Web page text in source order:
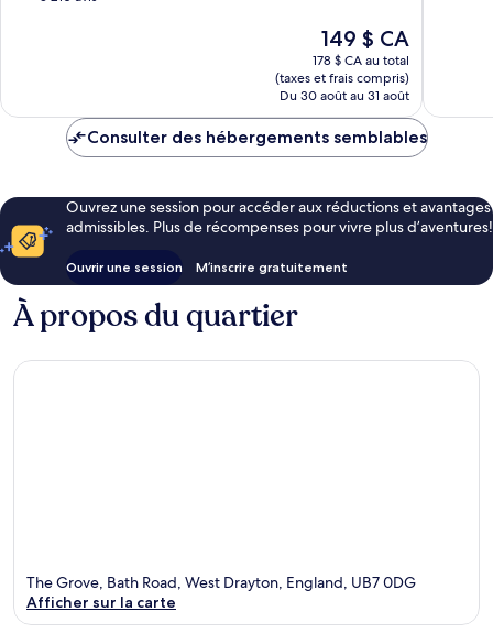
Le
prix
est
de
149 $ CA
149 $ CA
178 $ CA au total
(taxes et frais compris)
Du 30 août au 31 août
Consulter des hébergements semblables
Ouvrez une session pour accéder aux réductions et avantages
admissibles. Plus de récompenses pour vivre plus d’aventures!
Ouvrir une session M’inscrire gratuitement
À propos du quartier
The Grove, Bath Road, West Drayton, England, UB7 0DG
Afficher sur la carte